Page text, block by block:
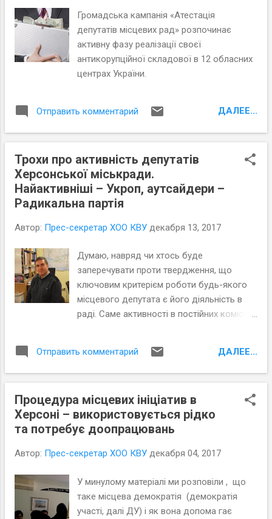
Громадська кампанія «Атестація
депутатів місцевих рад» розпочинає
активну фазу реалізації своєї
антикорупційної складової в 12 обласних
центрах України.
Отправить комментарий ДАЛЕЕ...
Трохи про активність депутатів
Херсонської міськради.
Найактивніші – Укроп, аутсайдери –
Радикальна партія
Автор: Прес-секретар ХОО КВУ декабря 13, 2017
Думаю, навряд чи хтось буде
заперечувати проти твердження, що
ключовим критерієм роботи будь-якого
місцевого депутата є його діяльність в
раді. Саме активності в постійних комісіях
тут він може реалізувати свої найсміливіші
передвиборчі обіцянки.
Отправить комментарий ДАЛЕЕ...
Процедура місцевих ініціатив в
Херсоні – використовується рідко
та потребує доопрацювань
Автор: Прес-секретар ХОО КВУ декабря 04, 2017
У минулому матеріалі ми розповіли , що
таке місцева демократія (демократія
участі, далі ДУ) і як вона допома гає